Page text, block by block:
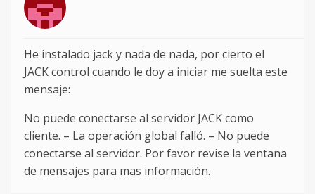
He instalado jack y nada de nada, por cierto el
JACK control cuando le doy a iniciar me suelta este
mensaje:
No puede conectarse al servidor JACK como
cliente. – La operación global falló. – No puede
conectarse al servidor. Por favor revise la ventana
de mensajes para mas información.